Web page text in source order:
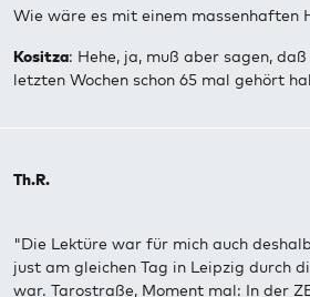
Wie wäre es mit einem massenhaften
Kositza: Hehe, ja, muß aber sagen,
letzten Wochen schon 65 mal gehört
Th.R.
"Die Lektüre war für mich auch
just am gleichen Tag in Leipzig durch
war. Tarostraße, Moment mal: In der